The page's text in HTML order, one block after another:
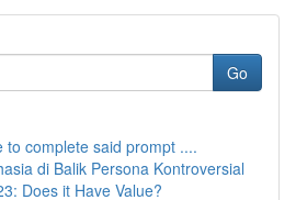
Go
to complete said prompt ....
di Balik Persona Kontroversial
Does it Have Value?